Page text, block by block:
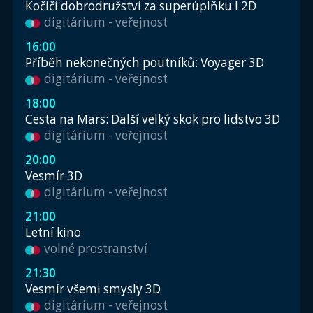
Kočičí dobrodružství za superúplňku I 2D
digitárium - veřejnost
16:00
Příběh nekonečných poutníků: Voyager 3D
digitárium - veřejnost
18:00
Cesta na Mars: Další velký skok pro lidstvo 3D
digitárium - veřejnost
20:00
Vesmír 3D
digitárium - veřejnost
21:00
Letní kino
volné prostranství
21:30
Vesmír všemi smysly 3D
digitárium - veřejnost